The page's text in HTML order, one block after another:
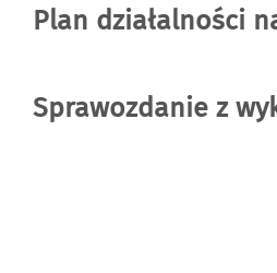
Plan działalności
Sprawozdanie z